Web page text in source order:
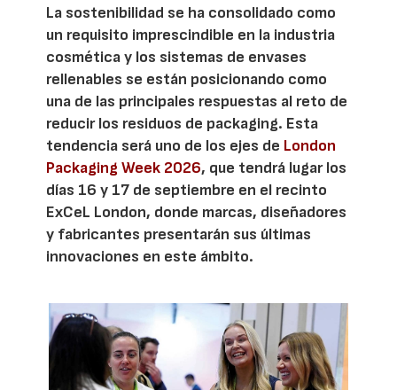
La sostenibilidad se ha consolidado como
un requisito imprescindible en la industria
cosmética y los sistemas de envases
rellenables se están posicionando como
una de las principales respuestas al reto de
reducir los residuos de packaging. Esta
tendencia será uno de los ejes de London
Packaging Week 2026, que tendrá lugar los
días 16 y 17 de septiembre en el recinto
ExCeL London, donde marcas, diseñadores
y fabricantes presentarán sus últimas
innovaciones en este ámbito.